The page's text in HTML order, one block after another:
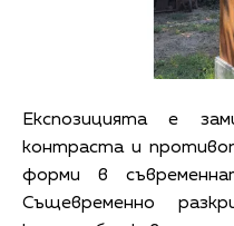
Експозицията е
контраста и
форми в
Същевременно